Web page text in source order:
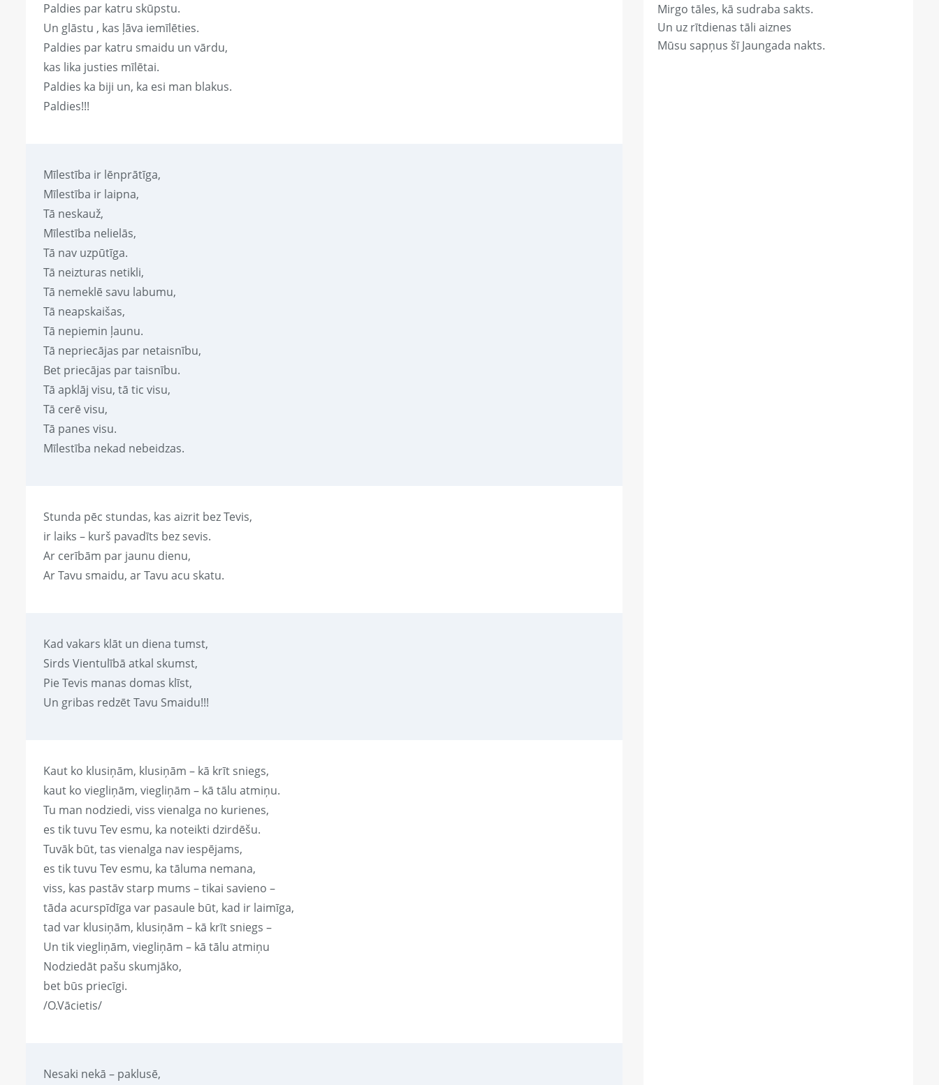
Paldies par katru skūpstu.
Un glāstu , kas ļāva iemīlēties.
Paldies par katru smaidu un vārdu,
kas lika justies mīlētai.
Paldies ka biji un, ka esi man blakus.
Paldies!!!
Mīlestība ir lēnprātīga,
Mīlestība ir laipna,
Tā neskauž,
Mīlestība nelielās,
Tā nav uzpūtīga.
Tā neizturas netikli,
Tā nemeklē savu labumu,
Tā neapskaišas,
Tā nepiemin ļaunu.
Tā nepriecājas par netaisnību,
Bet priecājas par taisnību.
Tā apklāj visu, tā tic visu,
Tā cerē visu,
Tā panes visu.
Mīlestība nekad nebeidzas.
Stunda pēc stundas, kas aizrit bez Tevis,
ir laiks – kurš pavadīts bez sevis.
Ar cerībām par jaunu dienu,
Ar Tavu smaidu, ar Tavu acu skatu.
Kad vakars klāt un diena tumst,
Sirds Vientulībā atkal skumst,
Pie Tevis manas domas klīst,
Un gribas redzēt Tavu Smaidu!!!
Kaut ko klusiņām, klusiņām – kā krīt sniegs,
kaut ko viegliņām, viegliņām – kā tālu atmiņu.
Tu man nodziedi, viss vienalga no kurienes,
es tik tuvu Tev esmu, ka noteikti dzirdēšu.
Tuvāk būt, tas vienalga nav iespējams,
es tik tuvu Tev esmu, ka tāluma nemana,
viss, kas pastāv starp mums – tikai savieno –
tāda acurspīdīga var pasaule būt, kad ir laimīga,
tad var klusiņām, klusiņām – kā krīt sniegs –
Un tik viegliņām, viegliņām – kā tālu atmiņu
Nodziedāt pašu skumjāko,
bet būs priecīgi.
/O.Vācietis/
Nesaki nekā – paklusē,
Mirgo tāles, kā sudraba sakts.
Un uz rītdienas tāli aiznes
Mūsu sapņus šī Jaungada nakts.